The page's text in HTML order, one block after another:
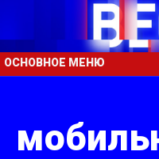
ОСНОВНОЕ МЕНЮ